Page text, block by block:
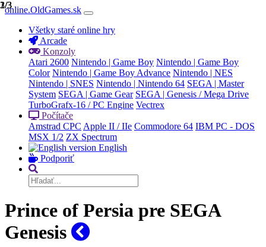
online.OldGames.sk
Všetky staré online hry
Arcade
Konzoly
Atari 2600 Nintendo | Game Boy Nintendo | Game Boy
Color Nintendo | Game Boy Advance Nintendo | NES
Nintendo | SNES Nintendo | Nintendo 64 SEGA | Master
System SEGA | Game Gear SEGA | Genesis / Mega Drive
TurboGrafx-16 / PC Engine Vectrex
Počítače
Amstrad CPC Apple II / IIe Commodore 64 IBM PC - DOS
MSX 1/2 ZX Spectrum
English
Podporiť
Prince of Persia pre SEGA
Genesis
1/3
2/3
3/3